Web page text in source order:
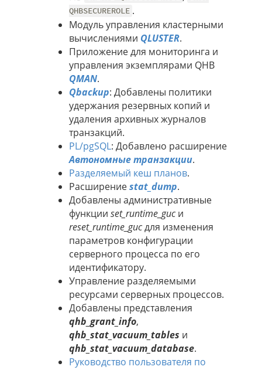
QHBSECUREROLE .
Модуль управления кластерными
вычислениями QLUSTER.
Приложение для мониторинга и
управления экземплярами QHB
QMAN.
Qbackup: Добавлены политики
удержания резервных копий и
удаления архивных журналов
транзакций.
PL/pgSQL: Добавлено расширение
Автономные транзакции.
Разделяемый кеш планов.
Расширениеstat_dump.
Добавлены административные
функции set_runtime_gucи
reset_runtime_gucдля изменения
параметров конфигурации
серверного процесса по его
идентификатору.
Управление разделяемыми
ресурсами серверных процессов.
Добавлены представления
qhb_grant_info,
qhb_stat_vacuum_tables и
qhb_stat_vacuum_database.
Руководство пользователя по